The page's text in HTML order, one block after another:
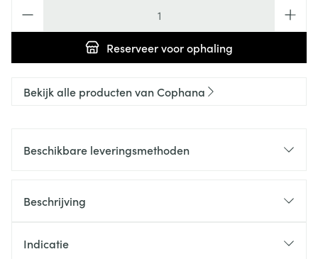
Reserveervoor ophaling
Bekijk alle producten van Cophana
Beschikbare leveringsmethoden
Beschrijving
Indicatie